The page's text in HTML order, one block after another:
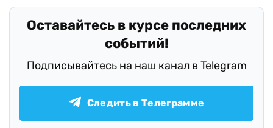
Оставайтесь в курсе последних
событий!
Подписывайтесь на наш канал в Telegram
Следить в Телеграмме